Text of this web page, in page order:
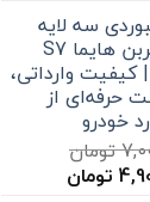
7,000,000 تومان
است.
سه‌ لایه
طرح کربن هایما S7
کیفیت وارداتی،
حرفه‌ای از
خودرو
تومان
تومان